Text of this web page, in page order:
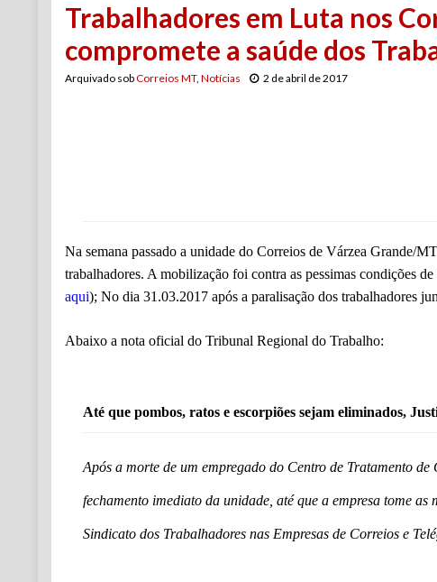
Trabalhadores em Luta nos
compromete a saúde dos
Arquivado sobCorreios MT, Notícias 2 de abril de 2017
Na semana passado a unidade do Correios de Várzea Grande/
trabalhadores. A mobilização foi contra as pessimas condições
aqui); No dia 31.03.2017 após a paralisação dos trabalhadores
Abaixo a nota oficial do Tribunal Regional do Trabalho:
Até que pombos, ratos e escorpiões sejam eliminados,
Após a morte de um empregado do Centro de Tratamento
fechamento imediato da unidade, até que a empresa tome
Sindicato dos Trabalhadores nas Empresas de Correios e